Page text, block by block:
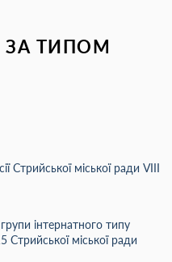
ТИПОМ
Стрийської міської ради VIII
інтернатного типу
міської ради